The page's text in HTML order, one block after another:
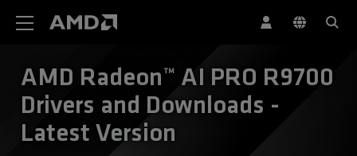
AMD Radeon™ AI PRO R9700
Drivers and Downloads -
Latest Version